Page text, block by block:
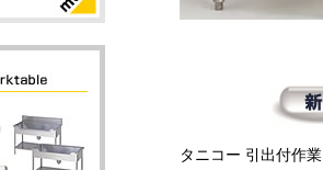
タニコー 引出付作